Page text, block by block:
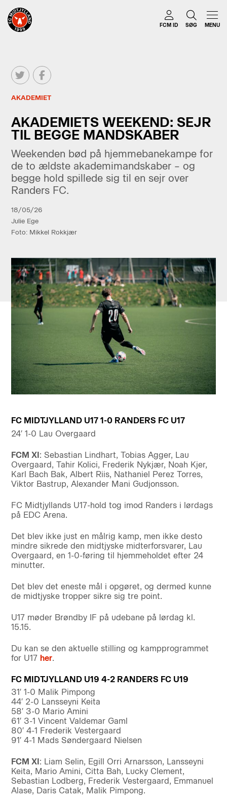
FCM ID SØG MENU
AKADEMIET
AKADEMIETS WEEKEND: SEJR
TIL BEGGE MANDSKABER
Weekenden bød på hjemmebanekampe for
de to ældste akademimandskaber – og
begge hold spillede sig til en sejr over
Randers FC.
18/05/26
Julie Ege
Foto: Mikkel Rokkjær
FC MIDTJYLLAND U17 1-0 RANDERS FC U17
24′ 1-0 Lau Overgaard
FCM XI: Sebastian Lindhart, Tobias Agger, Lau
Overgaard, Tahir Kolici, Frederik Nykjær, Noah Kjer,
Karl Bach Bak, Albert Riis, Nathaniel Perez Torres,
Viktor Bastrup, Alexander Mani Gudjonsson.
FC Midtjyllands U17-hold tog imod Randers i lørdags
på EDC Arena.
Det blev ikke just en målrig kamp, men ikke desto
mindre sikrede den midtjyske midterforsvarer, Lau
Overgaard, en 1-0-føring til hjemmeholdet efter 24
minutter.
Det blev det eneste mål i opgøret, og dermed kunne
de midtjyske tropper sikre sig tre point.
U17 møder Brøndby IF på udebane på lørdag kl.
15.15.
Du kan se den aktuelle stilling og kampprogrammet
for U17 her.
FC MIDTJYLLAND U19 4-2 RANDERS FC U19
31′ 1-0 Malik Pimpong
44′ 2-0 Lansseyni Keita
58′ 3-0 Mario Amini
61′ 3-1 Vincent Valdemar Gaml
80′ 4-1 Frederik Vestergaard
91′ 4-1 Mads Søndergaard Nielsen
FCM XI: Liam Selin, Egill Orri Arnarsson, Lansseyni
Keita, Mario Amini, Citta Bah, Lucky Clement,
Sebastian Lodberg, Frederik Vestergaard, Emmanuel
Alase, Daris Catak, Malik Pimpong.